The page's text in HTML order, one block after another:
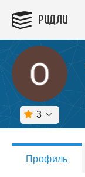
РИДЛИ
3
Профиль